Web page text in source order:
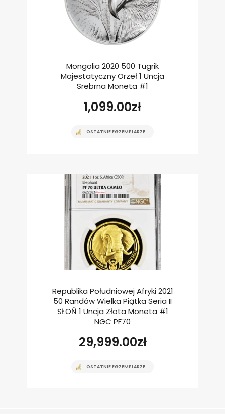
Mongolia 2020 500 Tugrik
Majestatyczny Orzeł 1 Uncja
Srebrna Moneta #1
1,099.00zł
OSTATNIE EGZEMPLARZE
Republika Południowej Afryki 2021
50 Randów Wielka Piątka Seria II
SŁOŃ 1 Uncja Złota Moneta #1
NGC PF70
29,999.00zł
OSTATNIE EGZEMPLARZE